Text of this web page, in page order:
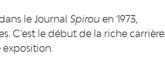
le Journal Spirou en 1973,
C’est le début de la riche carrière